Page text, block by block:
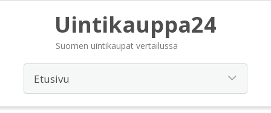
Uintikauppa24
Suomen uintikaupat vertailussa